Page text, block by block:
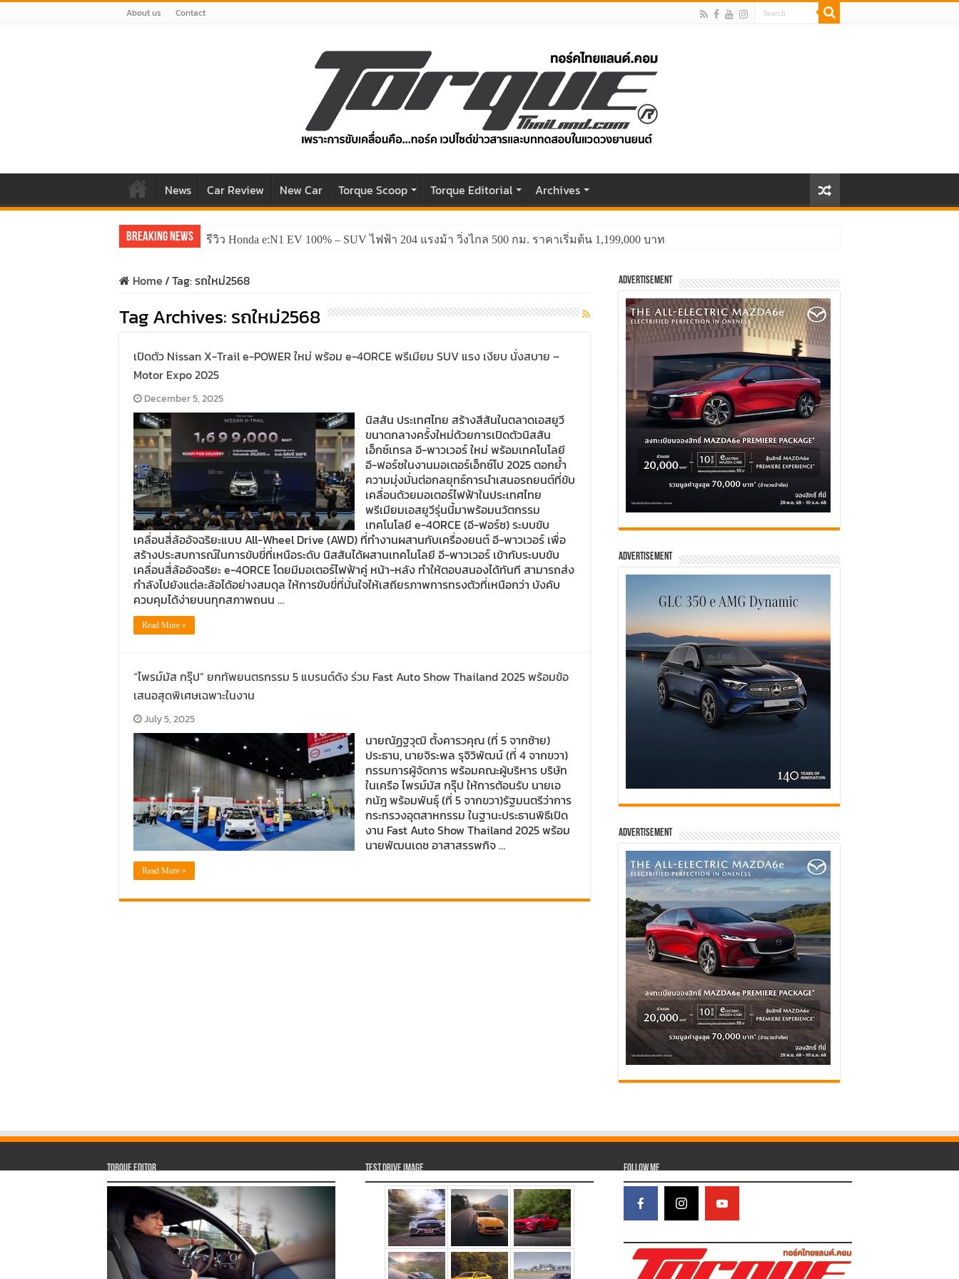
About us Contact
News Car Review New Car Torque Scoop Torque Editorial Archives
Breaking News รีวิว Honda e:N1 EV 100% – SUV ไฟฟ้า 204 แรงม้า วิ่งไกล 500 กม. ราคาเริ่มต้น 1,199,000 บาท
Home/Tag:รถใหม่2568
Tag Archives: รถใหม่2568
เปิดตัว Nissan X-Trail e-POWER ใหม่ พร้อม e-4ORCE พรีเมียม SUV แรง เงียบ นั่งสบาย –
Motor Expo 2025
December 5, 2025
นิสสัน ประเทศไทย สร้างสีสันในตลาดเอสยูวี
ขนาดกลางครั้งใหม่ด้วยการเปิดตัวนิสสัน
เอ็กซ์เทรล อี-พาวเวอร์ ใหม่ พร้อมเทคโนโลยี
อี-ฟอร์ซในงานมอเตอร์เอ็กซ์โป 2025 ตอกย้ำ
ความมุ่งมั่นต่อกลยุทธ์การนำเสนอรถยนต์ที่ขับ
เคลื่อนด้วยมอเตอร์ไฟฟ้าในประเทศไทย
พรีเมียมเอสยูวีรุ่นนี้มาพร้อมนวัตกรรม
เทคโนโลยี e-4ORCE (อี-ฟอร์ซ) ระบบขับ
เคลื่อนสี่ล้ออัจฉริยะแบบ All-Wheel Drive (AWD) ที่ทำงานผสานกับเครื่องยนต์ อี-พาวเวอร์ เพื่อ
สร้างประสบการณ์ในการขับขี่ที่เหนือระดับ นิสสันได้ผสานเทคโนโลยี อี-พาวเวอร์ เข้ากับระบบขับ
เคลื่อนสี่ล้ออัจฉริยะ e-4ORCE โดยมีมอเตอร์ไฟฟ้าคู่ หน้า-หลัง ทำให้ตอบสนองได้ทันที สามารถส่ง
กำลังไปยังแต่ละล้อได้อย่างสมดุล ให้การขับขี่ที่มั่นใจให้เสถียรภาพการทรงตัวที่เหนือกว่า บังคับ
ควบคุมได้ง่ายบนทุกสภาพถนน …
Read More »
“ไพรม์มัส กรุ๊ป” ยกทัพยนตรกรรม 5 แบรนด์ดัง ร่วม Fast Auto Show Thailand 2025 พร้อมข้อ
เสนอสุดพิเศษเฉพาะในงาน
July 5, 2025
นายณัฏฐวุฒิ ตั้งคารวคุณ (ที่ 5 จากซ้าย)
ประธาน, นายจิระพล รุจิวิพัฒน์ (ที่ 4 จากขวา)
กรรมการผู้จัดการ พร้อมคณะผู้บริหาร บริษัท
ในเครือ ไพรม์มัส กรุ๊ป ให้การต้อนรับ นายเอ
กนัฎ พร้อมพันธุ์ (ที่ 5 จากขวา)รัฐมนตรีว่าการ
กระทรวงอุตสาหกรรม ในฐานะประธานพิธีเปิด
งาน Fast Auto Show Thailand 2025 พร้อม
นายพัฒนเดช อาสาสรรพกิจ …
Read More »
Advertisement
Advertisement
Advertisement
Torque Editor Test Drive Image Follow Me